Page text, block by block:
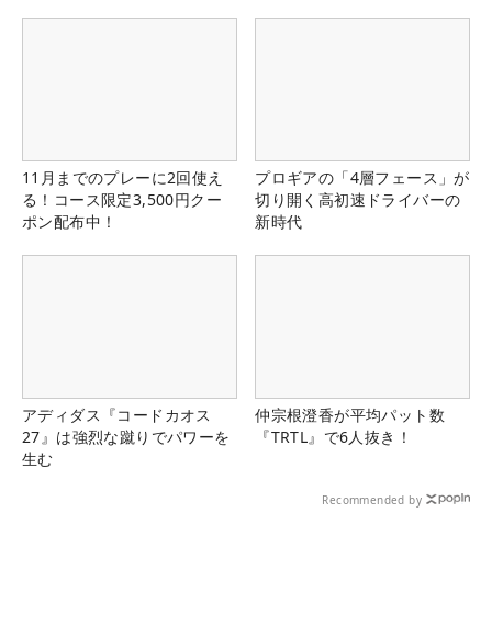
11月までのプレーに2回使え
る！コース限定3,500円クー
ポン配布中！
プロギアの「4層フェース」が
切り開く高初速ドライバーの
新時代
アディダス『コードカオス
27』は強烈な蹴りでパワーを
生む
仲宗根澄香が平均パット数
『TRTL』で6人抜き！
Recommended by